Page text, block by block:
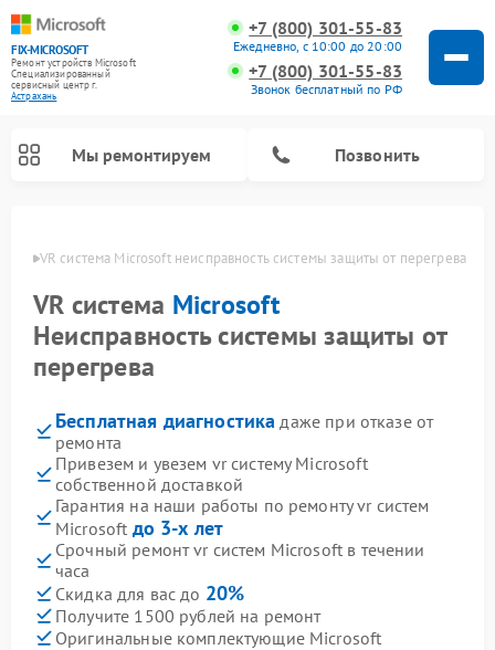
FIX-MICROSOFT
Ремонт устройств Microsoft
Специализированный
cервисный центр г.
Астрахань
+7 (800) 301-55-83
Ежедневно, с 10:00 до 20:00
+7 (800) 301-55-83
Звонок бесплатный по РФ
Мы ремонтируем Позвонить
VR система Microsoft неисправность системы защиты от перегрева
VR система Microsoft
Неисправность системы защиты от
перегрева
Бесплатная диагностика даже при отказе от
ремонта
Привезем и увезем vr систему Microsoft
собственной доставкой
Гарантия на наши работы по ремонту vr систем
Microsoft до 3-х лет
Срочный ремонт vr систем Microsoft в течении
часа
Скидка для вас до 20%
Получите 1500 рублей на ремонт
Оригинальные комплектующие Microsoft